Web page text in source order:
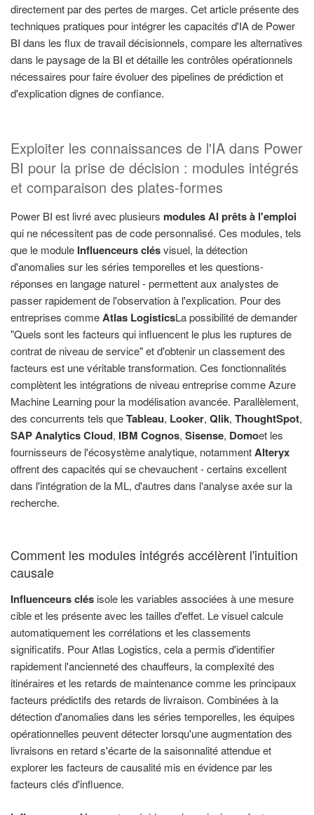
directement par des pertes de marges. Cet article présente des
techniques pratiques pour intégrer les capacités d'IA de Power
BI dans les flux de travail décisionnels, compare les alternatives
dans le paysage de la BI et détaille les contrôles opérationnels
nécessaires pour faire évoluer des pipelines de prédiction et
d'explication dignes de confiance.
Exploiter les connaissances de l'IA dans Power
BI pour la prise de décision : modules intégrés
et comparaison des plates-formes
Power BI est livré avec plusieurs modules AI prêts à l'emploi
qui ne nécessitent pas de code personnalisé. Ces modules, tels
que le module Influenceurs clésvisuel, la détection
d'anomalies sur les séries temporelles et les questions-
réponses en langage naturel - permettent aux analystes de
passer rapidement de l'observation à l'explication. Pour des
entreprises commeAtlas LogisticsLa possibilité de demander
"Quels sont les facteurs qui influencent le plus les ruptures de
contrat de niveau de service" et d'obtenir un classement des
facteurs est une véritable transformation. Ces fonctionnalités
complètent les intégrations de niveau entreprise comme Azure
Machine Learning pour la modélisation avancée. Parallèlement,
des concurrents tels queTableau, Looker, Qlik, ThoughtSpot,
SAP Analytics Cloud, IBM Cognos, Sisense, Domoet les
fournisseurs de l'écosystème analytique, notammentAlteryx
offrent des capacités qui se chevauchent - certains excellent
dans l'intégration de la ML, d'autres dans l'analyse axée sur la
recherche.
Comment les modules intégrés accélèrent l'intuition
causale
Influenceurs clés isole les variables associées à une mesure
cible et les présente avec les tailles d'effet. Le visuel calcule
automatiquement les corrélations et les classements
significatifs. Pour Atlas Logistics, cela a permis d'identifier
rapidement l'ancienneté des chauffeurs, la complexité des
itinéraires et les retards de maintenance comme les principaux
facteurs prédictifs des retards de livraison. Combinées à la
détection d'anomalies dans les séries temporelles, les équipes
opérationnelles peuvent détecter lorsqu'une augmentation des
livraisons en retard s'écarte de la saisonnalité attendue et
explorer les facteurs de causalité mis en évidence par les
facteurs clés d'influence.